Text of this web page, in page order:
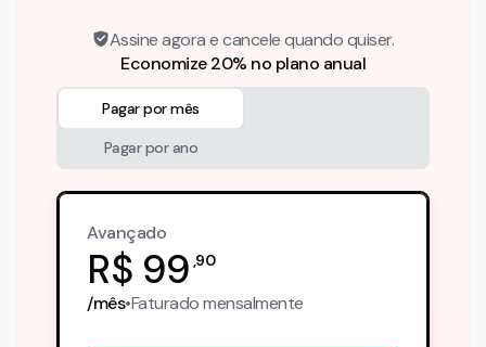
Assine agora e cancele quando quiser.
Economize 20% no plano anual
Pagar por mês
Pagar por ano
Avançado
R$ 99 ,90
/mês•Faturadomensalmente